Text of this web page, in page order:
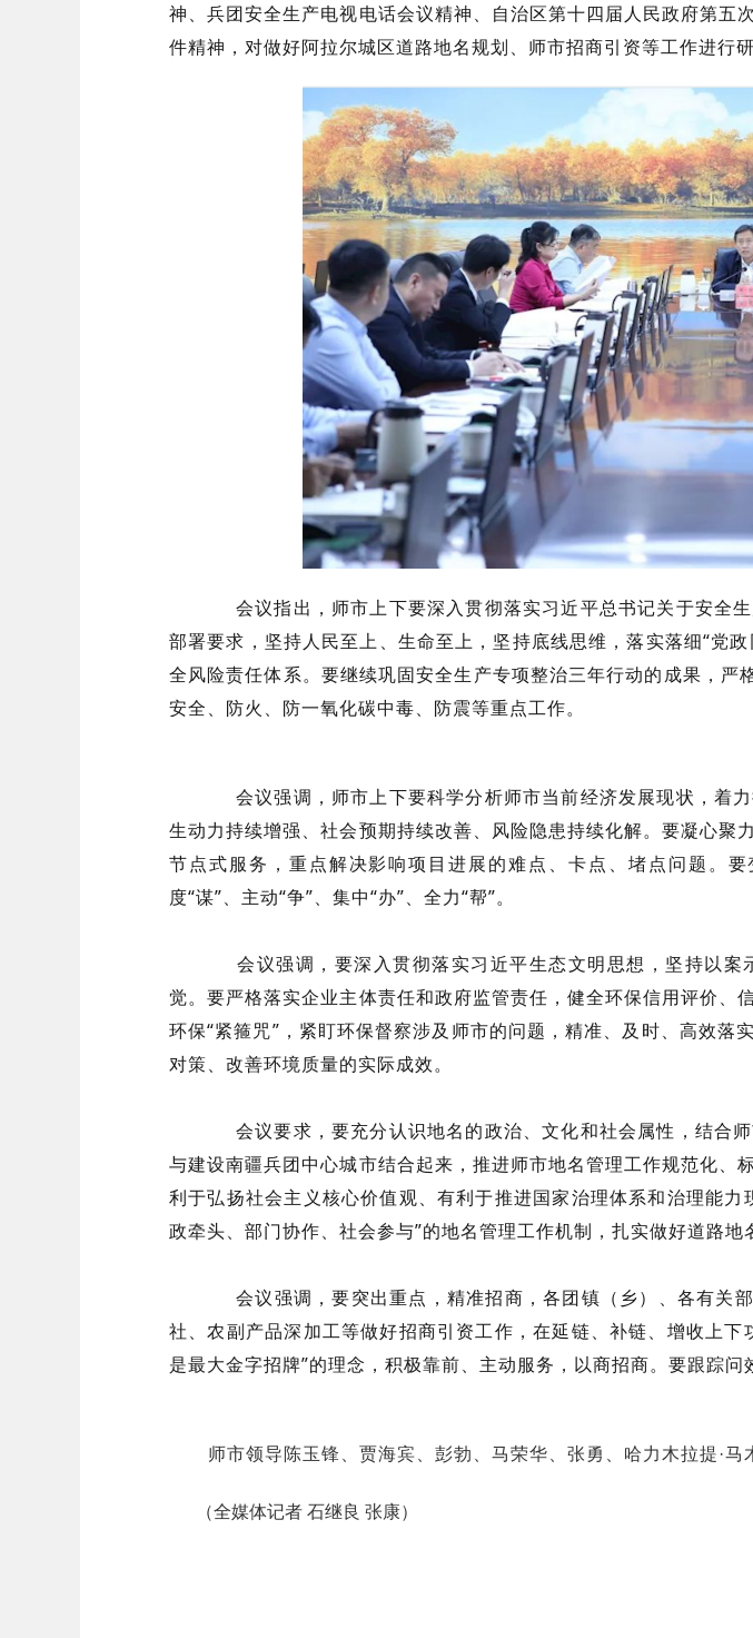
神、兵团安全生产电视电话会议精神、自治区第十四届人民政府第
件精神，对做好阿拉尔城区道路地名规划、师市招商引资等工作进行研
会议指出，师市上下要深入贯彻落实习近平总书记关于安全
部署要求，坚持人民至上、生命至上，坚持底线思维，落实落细“党
全风险责任体系。要继续巩固安全生产专项整治三年行动的成果，
安全、防火、防一氧化碳中毒、防震等重点工作。
会议强调，师市上下要科学分析师市当前经济发展现状，着
生动力持续增强、社会预期持续改善、风险隐患持续化解。要凝心聚
节点式服务，重点解决影响项目进展的难点、卡点、堵点问题。
度“谋”、主动“争”、集中“办”、全力“帮”。
会议强调，要深入贯彻落实习近平生态文明思想，坚持以案
觉。要严格落实企业主体责任和政府监管责任，健全环保信用评价
环保“紧箍咒”，紧盯环保督察涉及师市的问题，精准、及时、高效
对策、改善环境质量的实际成效。
会议要求，要充分认识地名的政治、文化和社会属性，结合
与建设南疆兵团中心城市结合起来，推进师市地名管理工作规范化
利于弘扬社会主义核心价值观、有利于推进国家治理体系和治理能
政牵头、部门协作、社会参与”的地名管理工作机制，扎实做好道路地
会议强调，要突出重点，精准招商，各团镇（乡）、各有关
社、农副产品深加工等做好招商引资工作，在延链、补链、增收上
是最大金字招牌”的理念，积极靠前、主动服务，以商招商。要跟踪问
师市领导陈玉锋、贾海宾、彭勃、马荣华、张勇、哈力木拉提·马
（全媒体记者 石继良 张康）